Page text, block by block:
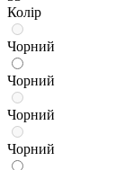
Колір
Чорний
Чорний
Чорний
Чорний